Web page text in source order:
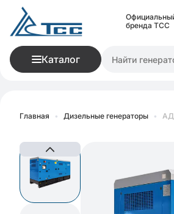
бренда ТСС
Каталог
Главная • Дизельные генераторы •